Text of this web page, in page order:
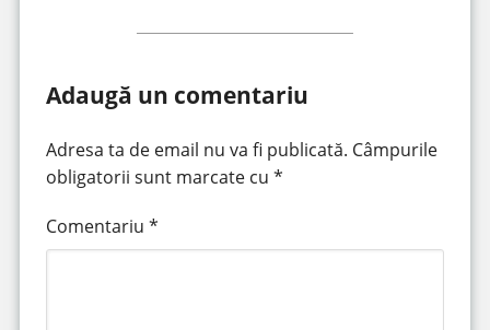
Adaugă un comentariu
Adresa ta de email nu va fi publicată. Câmpurile
obligatorii sunt marcate cu *
Comentariu *